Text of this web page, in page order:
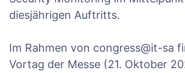
diesjährigen Auftritts.
Im Rahmen von congress@it-sa
Vortag der Messe (21. Oktober